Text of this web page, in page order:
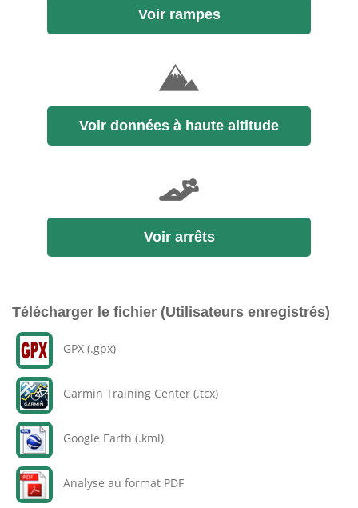
Voir rampes
Voir données à haute altitude
Voir arrêts
Télécharger le fichier (Utilisateurs enregistrés)
GPX (.gpx)
Garmin Training Center (.tcx)
Google Earth (.kml)
Analyse au format PDF